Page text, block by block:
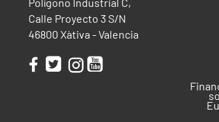
Polígono Industrial C,
Calle Proyecto 3 S/N
46800 Xàtiva - Valencia